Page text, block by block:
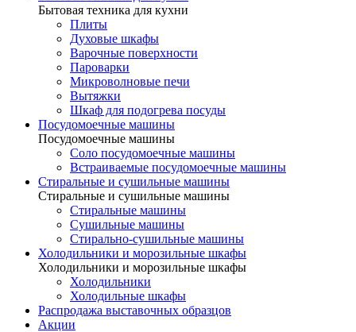
Бытовая техника для кухни
Плиты
Духовые шкафы
Варочные поверхности
Пароварки
Микроволновые печи
Вытяжки
Шкаф для подогрева посуды
Посудомоечные машины
Посудомоечные машины
Соло посудомоечные машины
Встраиваемые посудомоечные машины
Стиральные и сушильные машины
Стиральные и сушильные машины
Стиральные машины
Сушильные машины
Стирально-сушильные машины
Холодильники и морозильные шкафы
Холодильники и морозильные шкафы
Холодильники
Холодильные шкафы
Распродажа выставочных образцов
Акции